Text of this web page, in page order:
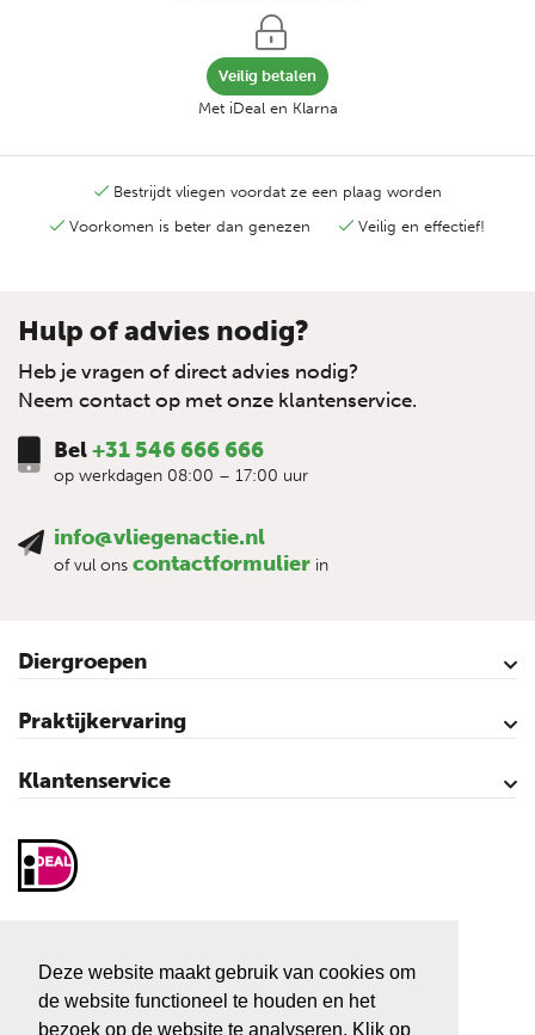
Deze website maakt gebruik van cookies om
de website functioneel te houden en het
bezoek op de website te analyseren. Klik op
Veilig betalen
Met iDeal en Klarna
Bestrijdt vliegen voordat ze een plaag worden
Voorkomen is beter dan genezen
Veilig en effectief!
Hulp of advies nodig?
Heb je vragen of direct advies nodig?
Neem contact op met onze klantenservice.
Bel+31 546 666 666
op werkdagen 08:00 – 17:00 uur
info@vliegenactie.nl
of vul ons contactformulier in
Diergroepen
Rundvee
Paarden
Schapen
Geiten
Varkens
Pluimvee
Praktijkervaring
Kalveren
Koeien
Varkens
Over vliegen…
Vliegenbestrijding – video’s
Klantenservice
Contact
Mijn account
Veilig winkelen
Algemene voorwaarden
Privacy- en cookieverklaring
Disclaimer
Sitemap
7681 KC Vroomshoop
Tel:+31 546 666 666